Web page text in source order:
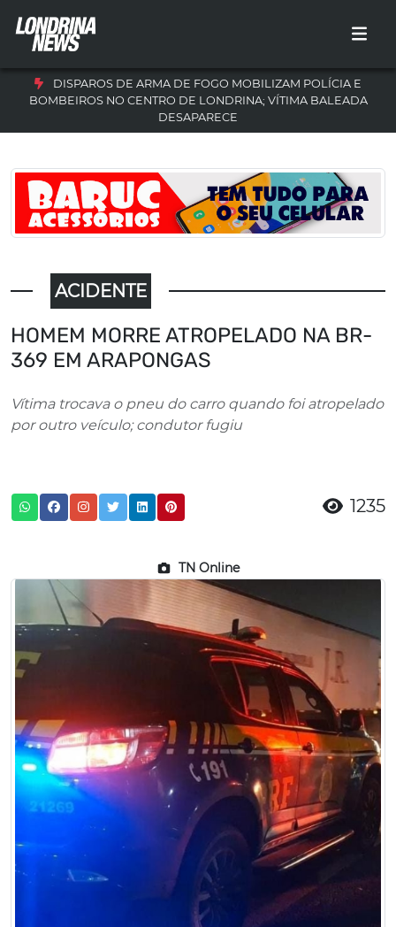
DISPAROS DE ARMA DE FOGO MOBILIZAM POLÍCIA E
BOMBEIROS NO CENTRO DE LONDRINA; VÍTIMA BALEADA
DESAPARECE
ACIDENTE
HOMEM MORRE ATROPELADO NA BR-
369 EM ARAPONGAS
Vítima trocava o pneu do carro quando foi atropelado
por outro veículo; condutor fugiu
1235
TN Online